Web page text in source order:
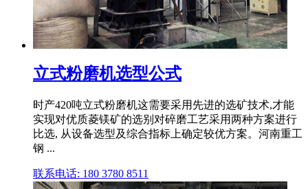
立式粉磨机选型公式
时产420吨立式粉磨机这需要采用先进的选矿技术,才能
实现对优质菱镁矿的选别对碎磨工艺采用两种方案进行
比选, 从设备选型及综合指标上确定较优方案。河南重工
钢 ...
联系电话: 180 3780 8511